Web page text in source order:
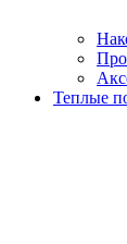
Теплые